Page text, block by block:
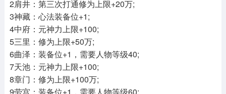
2肩井：第三次打通修为上限+20万;
3神藏：心法装备位+1;
4中府：元神力上限+100;
5三里：修为上限+50万;
6曲泽：装备位+1，需要人物等级40;
7天池：元神力上限+100;
8章门：修为上限+100万;